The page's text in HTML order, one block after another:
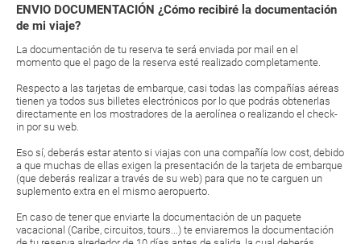
ENVIO DOCUMENTACIÓN ¿Cómo recibiré la documentación
de mi viaje?
La documentación de tu reserva te será enviada por mail en el
momento que el pago de la reserva esté realizado completamente.
Respecto a las tarjetas de embarque, casi todas las compañías aéreas
tienen ya todos sus billetes electrónicos por lo que podrás obtenerlas
directamente en los mostradores de la aerolínea o realizando el check-
in por su web.
Eso sí, deberás estar atento si viajas con una compañía low cost, debido
a que muchas de ellas exigen la presentación de la tarjeta de embarque
(que deberás realizar a través de su web) para que no te carguen un
suplemento extra en el mismo aeropuerto.
En caso de tener que enviarte la documentación de un paquete
vacacional (Caribe, circuitos, tours...) te enviaremos la documentación